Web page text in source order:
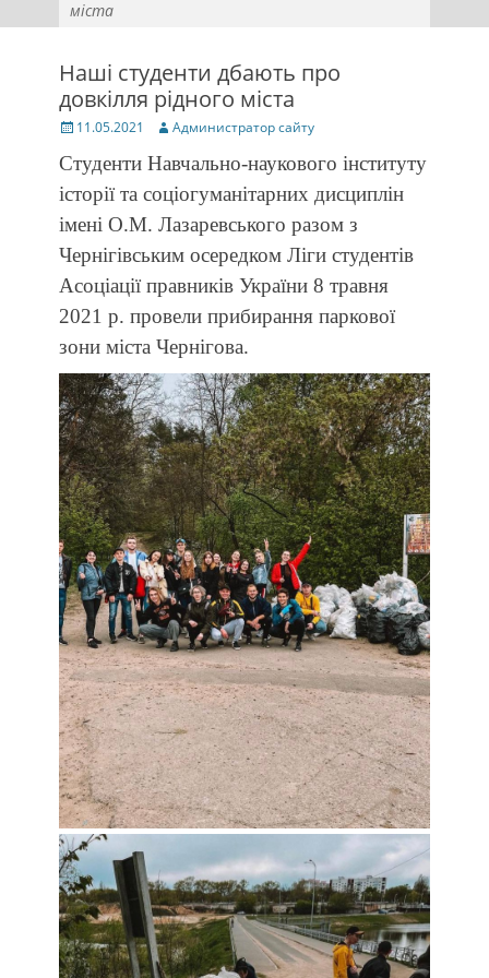
міста
Наші студенти дбають про
довкілля рідного міста
Posted
11.05.2021 Author
Администратор сайту
Студенти Навчально-наукового інституту
історії та соціогуманітарних дисциплін
імені О.М. Лазаревського разом з
Чернігівським осередком Ліги студентів
Асоціації правників України 8 травня
2021 р. провели прибирання паркової
зони міста Чернігова.